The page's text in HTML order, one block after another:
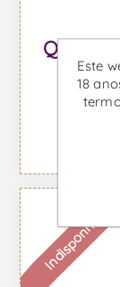
Quinta
Indisponível
Este
18